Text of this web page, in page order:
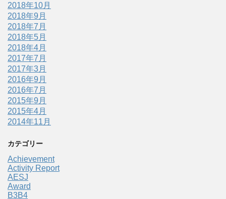
2018年10月
2018年9月
2018年7月
2018年5月
2018年4月
2017年7月
2017年3月
2016年9月
2016年7月
2015年9月
2015年4月
2014年11月
カテゴリー
Achievement
Activity Report
AESJ
Award
B3B4